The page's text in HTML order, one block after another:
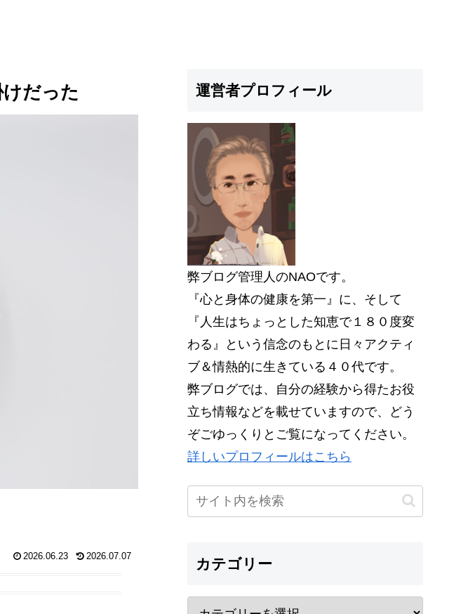
だった
2026.06.23 2026.07.07
運営者プロフィール
弊ブログ管理人のNAOです。
『心と身体の健康を第一』に、そして
『人生はちょっとした知恵で１８０度変
わる』という信念のもとに日々アクティ
ブ＆情熱的に生きている４０代です。
弊ブログでは、自分の経験から得たお役
立ち情報などを載せていますので、どう
ぞごゆっくりとご覧になってください。
詳しいプロフィールはこちら
カテゴリー